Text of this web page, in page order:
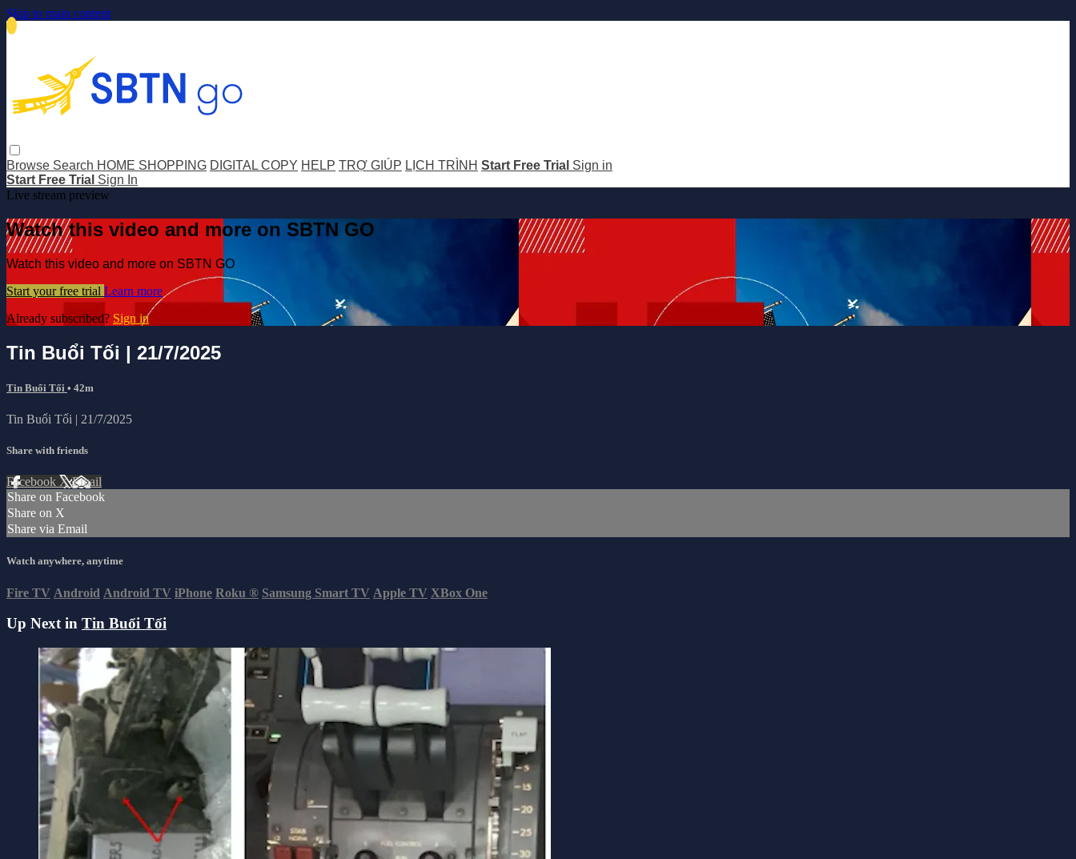
Skip to main content
Browse Search HOME SHOPPING DIGITAL COPY HELP TRỢ GIÚP LỊCH TRÌNH Start Free Trial Sign in
Start Free Trial Sign In
Live stream preview
Watch this video and more on SBTN GO
Watch this video and more on SBTN GO
Start your free trial Learn more
Already subscribed? Sign in
Tin Buổi Tối | 21/7/2025
Tin Buổi Tối • 42m
Tin Buổi Tối | 21/7/2025
Share with friends
Facebook XEmail
Share on Facebook
Share on X
Share via Email
Watch anywhere, anytime
Fire TV Android Android TV iPhone Roku ® Samsung Smart TV Apple TV XBox One
Up Next in Tin Buổi Tối